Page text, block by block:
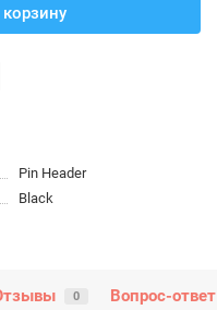
корзину
Pin Header
Black
0 Вопрос-ответ